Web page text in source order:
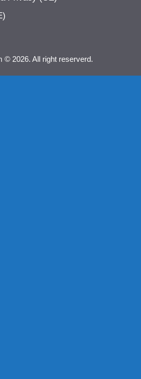
© 2026. All right reserverd.